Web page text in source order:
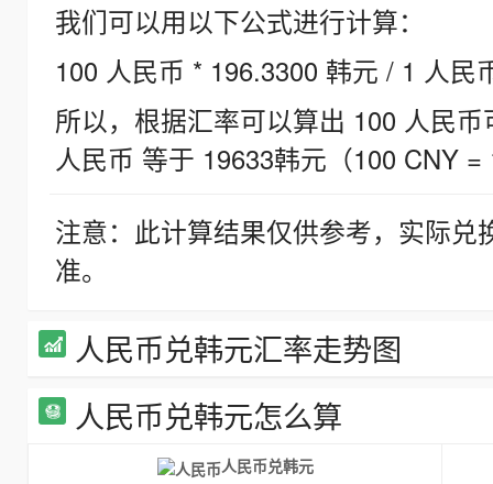
我们可以用以下公式进行计算：
100 人民币 * 196.3300 韩元 / 1 人民
所以，根据汇率可以算出 100 人民
人民币 等于 19633韩元（100 CNY =
注意：此计算结果仅供参考，实际
准。
人民币兑韩元汇率走势图
人民币兑韩元怎么算
人民币兑韩元